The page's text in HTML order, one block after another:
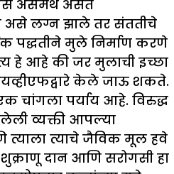
असमर्थ असते
असे लग्न झाले तर संततीचे
पद्धतीने मुले निर्माण करणे
हे आहे की जर मुलाची इच्छा
केले जाऊ शकते.
चांगला पर्याय आहे. विरुद्ध
व्यक्ती आपल्या
त्याला त्याचे जैविक मूल हवे
दान आणि सरोगसी हा